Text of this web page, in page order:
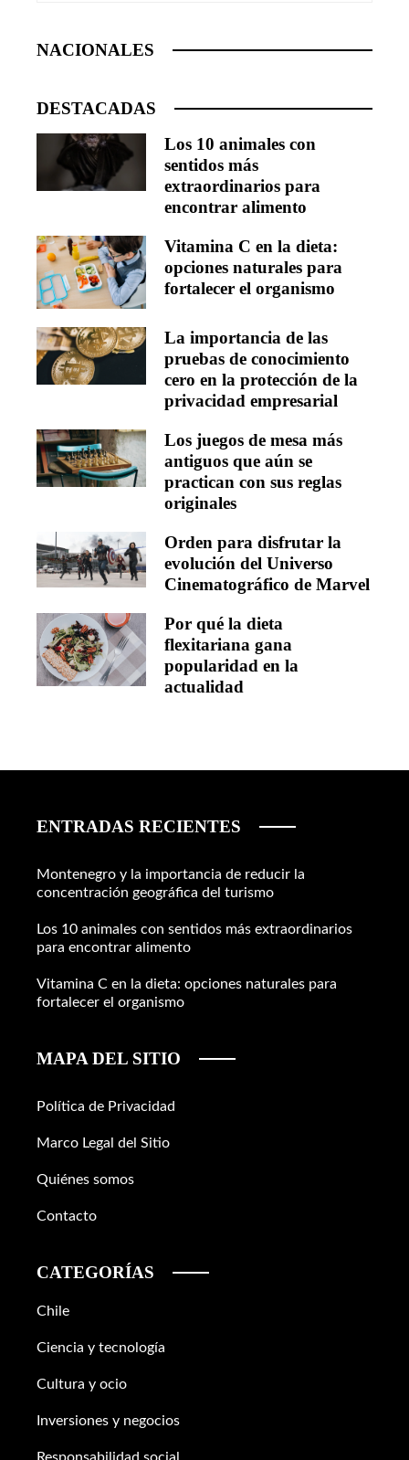
NACIONALES
DESTACADAS
Los 10 animales con
sentidos más
extraordinarios para
encontrar alimento
Vitamina C en la dieta:
opciones naturales para
fortalecer el organismo
La importancia de las
pruebas de conocimiento
cero en la protección de la
privacidad empresarial
Los juegos de mesa más
antiguos que aún se
practican con sus reglas
originales
Orden para disfrutar la
evolución del Universo
Cinematográfico de Marvel
Por qué la dieta
flexitariana gana
popularidad en la
actualidad
ENTRADAS RECIENTES
Montenegro y la importancia de reducir la
concentración geográfica del turismo
Los 10 animales con sentidos más extraordinarios
para encontrar alimento
Vitamina C en la dieta: opciones naturales para
fortalecer el organismo
MAPA DEL SITIO
Política de Privacidad
Marco Legal del Sitio
Quiénes somos
Contacto
CATEGORÍAS
Chile
Ciencia y tecnología
Cultura y ocio
Inversiones y negocios